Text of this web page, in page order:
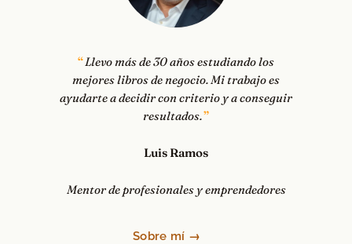
Llevo más de 30 años estudiando los
mejores libros de negocio. Mi trabajo es
ayudarte a decidir con criterio y a conseguir
resultados.
Luis Ramos
Mentor de profesionales y emprendedores
Sobre mí →